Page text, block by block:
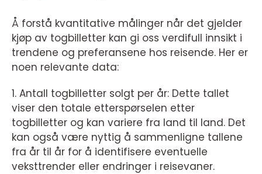
Å forstå kvantitative målinger når det gjelder
kjøp av togbilletter kan gi oss verdifull innsikt i
trendene og preferansene hos reisende. Her er
noen relevante data:
1. Antall togbilletter solgt per år: Dette tallet
viser den totale etterspørselen etter
togbilletter og kan variere fra land til land. Det
kan også være nyttig å sammenligne tallene
fra år til år for å identifisere eventuelle
veksttrender eller endringer i reisevaner.